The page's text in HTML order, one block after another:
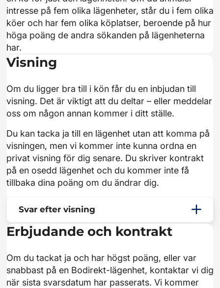
intresse på fem olika lägenheter, står du i fem olika
köer och har fem olika köplatser, beroende på hur
höga poäng de andra sökanden på lägenheterna
har.
Visning
Om du ligger bra till i kön får du en inbjudan till
visning. Det är viktigt att du deltar – eller meddelar
oss om någon annan kommer i ditt ställe.
Du kan tacka ja till en lägenhet utan att komma på
visningen, men vi kommer inte kunna ordna en
privat visning för dig senare. Du skriver kontrakt
på en osedd lägenhet och du kommer inte få
tillbaka dina poäng om du ändrar dig.
Svar efter visning
Erbjudande och kontrakt
Om du tackat ja och har högst poäng, eller var
snabbast på en Bodirekt-lägenhet, kontaktar vi dig
när sista svarsdatum har passerats. Vi kommer